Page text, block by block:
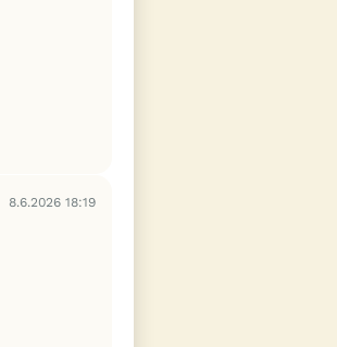
8.6.2026 18:19